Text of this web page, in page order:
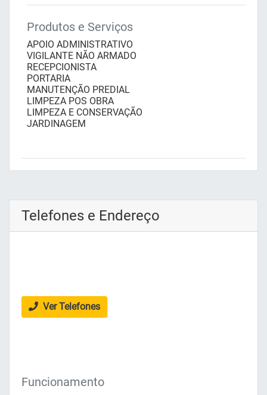
Produtos e Serviços
APOIO ADMINISTRATIVO
VIGILANTE NÃO ARMADO
RECEPCIONISTA
PORTARIA
MANUTENÇÃO PREDIAL
LIMPEZA POS OBRA
LIMPEZA E CONSERVAÇÃO
JARDINAGEM
Telefones e Endereço
Ver Telefones
Funcionamento